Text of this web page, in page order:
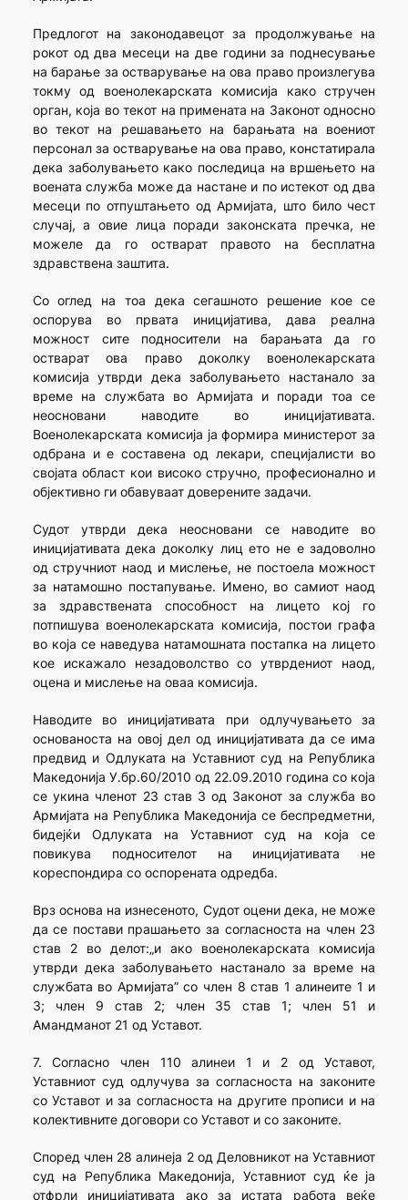
Предлогот на законодавецот за продолжување на
рокот од два месеци на две години за поднесување
на барање за остварување на ова право произлегува
токму од военолекарската комисија како стручен
орган, која во текот на примената на Законот односно
во текот на решавањето на барањата на воениот
персонал за остварување на ова право, констатирала
дека заболувањето како последица на вршењето на
воената служба може да настане и по истекот од два
месеци по отпуштањето од Армијата, што било чест
случај, а овие лица поради законската пречка, не
можеле да го остварат правото на бесплатна
здравствена заштита.
Со оглед на тоа дека сегашното решение кое се
оспорува во првата иницијатива, дава реална
можност сите подносители на барањата да го
остварат ова право доколку военолекарската
комисија утврди дека заболувањето настанало за
време на службата во Армијата и поради тоа се
неосновани наводите во иницијативата.
Военолекарската комисија ја формира министерот за
одбрана и е составена од лекари, специјалисти во
својата област кои високо стручно, професионално и
објективно ги обавуваат доверените задачи.
Судот утврди дека неосновани се наводите во
иницијативата дека доколку лиц ето не е задоволно
од стручниот наод и мислење, не постоела можност
за натамошно постапување. Имено, во самиот наод
за здравствената способност на лицето кој го
потпишува военолекарската комисија, постои графа
во која се наведува натамошната постапка на лицето
кое искажало незадоволство со утврдениот наод,
оцена и мислење на оваа комисија.
Наводите во иницијативата при одлучувањето за
основаноста на овој дел од иницијативата да се има
предвид и Одлуката на Уставниот суд на Република
Македонија У.бр.60/2010 од 22.09.2010 година со која
се укина членот 23 став 3 од Законот за служба во
Армијата на Република Македонија се беспредметни,
бидејќи Одлуката на Уставниот суд на која се
повикува подносителот на иницијативата не
кореспондира со оспорената одредба.
Врз основа на изнесеното, Судот оцени дека, не може
да се постави прашањето за согласноста на член 23
став 2 во делот:„и ако военолекарската комисија
утврди дека заболувањето настанало за време на
службата во Армијата” со член 8 став 1 алинеите 1 и
3; член 9 став 2; член 35 став 1; член 51 и
Амандманот 21 од Уставот.
7. Согласно член 110 алинеи 1 и 2 од Уставот,
Уставниот суд одлучува за согласноста на законите
со Уставот и за согласноста на другите прописи и на
колективните договори со Уставот и со законите.
Според член 28 алинеја 2 од Деловникот на Уставниот
суд на Република Македонија, Уставниот суд ќе ја
отфрли иницијативата ако за истата работа веќе